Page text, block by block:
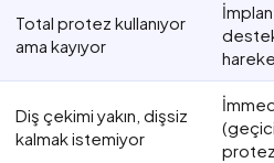
Total protez kullanıyor
ama kayıyor
Diş çekimi yakın, dişsiz
kalmak istemiyor
protez